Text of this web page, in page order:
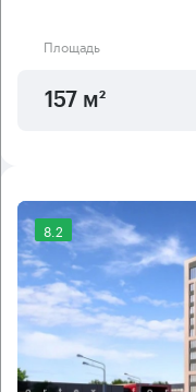
Площадь
157 м²
8.2